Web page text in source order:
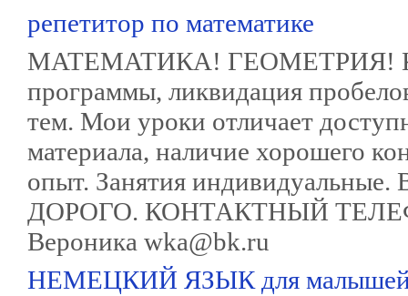
репетитор по математике
МАТЕМАТИКА! ГЕОМЕТРИЯ!
программы, ликвидация
тем. Мои уроки отличает
материала, наличие хорошего
опыт. Занятия
ДОРОГО. КОНТАКТНЫЙ
Вероника wka@bk.ru
НЕМЕЦКИЙ ЯЗЫК для малышей,